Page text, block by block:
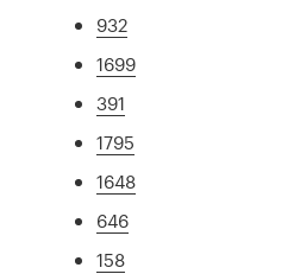
932
1699
391
1795
1648
646
158